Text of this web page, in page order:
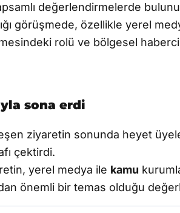
değerlendirmelerde
görüşmede, özellikle yerel
rolü ve bölgesel
sona erdi
ziyaretin sonunda heyet
çektirdi.
yerel medya ile kamu
önemli bir temas olduğu